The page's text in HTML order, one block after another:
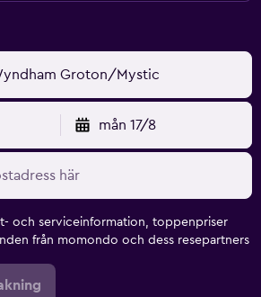
Groton/Mystic
mån 17/8
och serviceinformation, toppenpriser
från momondo och dess resepartners